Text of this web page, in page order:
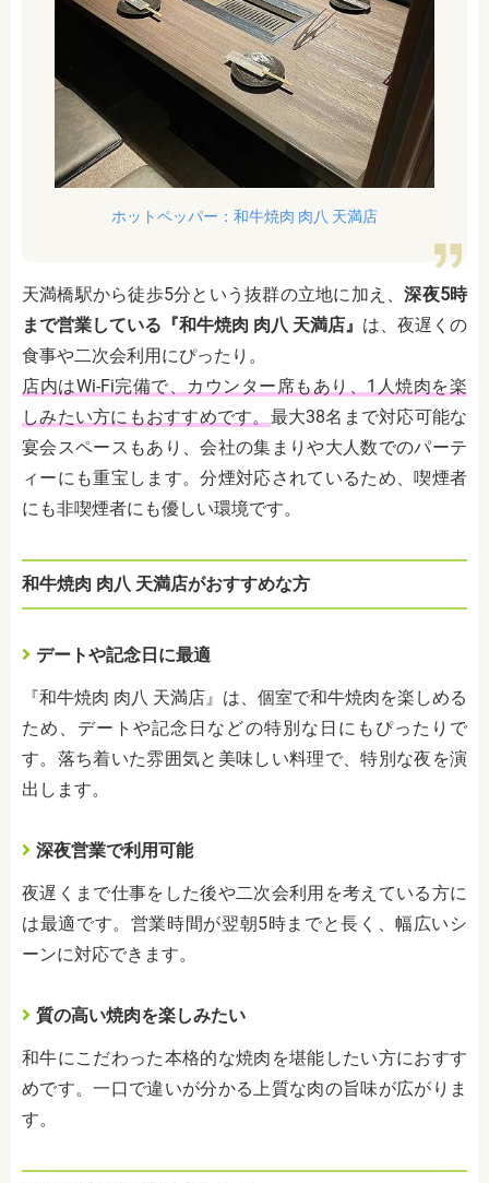
ホットペッパー：和牛焼肉 肉八 天満店
天満橋駅から徒歩5分という抜群の立地に加え、深夜5時
まで営業している『和牛焼肉 肉八 天満店』 は、夜遅くの
食事や二次会利用にぴったり。
店内はWi-Fi完備で、カウンター席もあり、1人焼肉を楽
しみたい方にもおすすめです。 最大38名まで対応可能な
宴会スペースもあり、会社の集まりや大人数でのパーテ
ィーにも重宝します。分煙対応されているため、喫煙者
にも非喫煙者にも優しい環境です。
和牛焼肉 肉八 天満店がおすすめな方
デートや記念日に最適
『和牛焼肉 肉八 天満店』は、個室で和牛焼肉を楽しめる
ため、デートや記念日などの特別な日にもぴったりで
す。落ち着いた雰囲気と美味しい料理で、特別な夜を演
出します。
深夜営業で利用可能
夜遅くまで仕事をした後や二次会利用を考えている方に
は最適です。営業時間が翌朝5時までと長く、幅広いシ
ーンに対応できます。
質の高い焼肉を楽しみたい
和牛にこだわった本格的な焼肉を堪能したい方におすす
めです。一口で違いが分かる上質な肉の旨味が広がりま
す。